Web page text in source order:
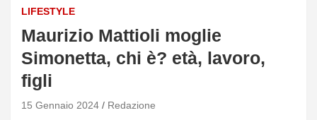
LIFESTYLE
Maurizio Mattioli moglie
Simonetta, chi è? età, lavoro,
figli
15 Gennaio 2024 Redazione